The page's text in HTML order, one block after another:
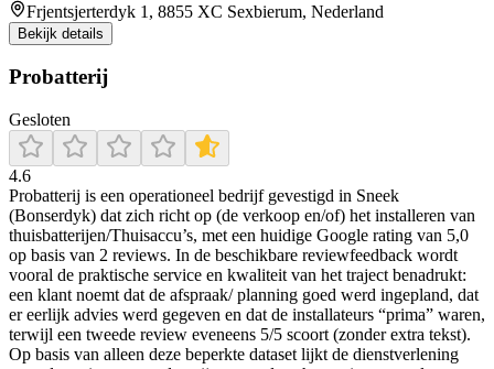
Frjentsjerterdyk 1, 8855 XC Sexbierum, Nederland
Bekijk details
Probatterij
Gesloten
4.6
Probatterij is een operationeel bedrijf gevestigd in Sneek
(Bonserdyk) dat zich richt op (de verkoop en/of) het installeren van
thuisbatterijen/Thuisaccu’s, met een huidige Google rating van 5,0
op basis van 2 reviews. In de beschikbare reviewfeedback wordt
vooral de praktische service en kwaliteit van het traject benadrukt:
een klant noemt dat de afspraak/ planning goed werd ingepland, dat
er eerlijk advies werd gegeven en dat de installateurs “prima” waren,
terwijl een tweede review eveneens 5/5 scoort (zonder extra tekst).
Op basis van alleen deze beperkte dataset lijkt de dienstverlening